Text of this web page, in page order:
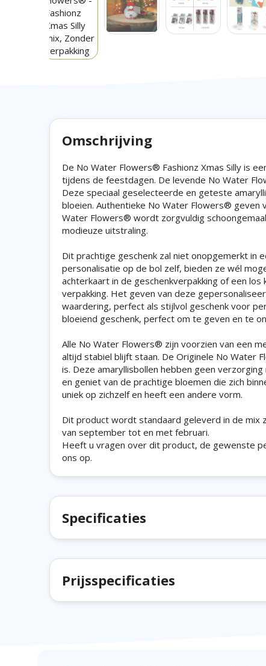
verpakkingen? Neem dan gerust contact met ons
Omschrijving
De No Water Flowers® Fashionz Xmas Silly is
tijdens de feestdagen. De levende No Water
Deze speciaal geselecteerde en geteste
bloeien. Authentieke No Water Flowers®
Water Flowers® wordt zorgvuldig
modieuze uitstraling.
Dit prachtige geschenk zal niet onopgemerkt in
personalisatie op de bol zelf, bieden ze wél
achterkaart in de geschenkverpakking of een
verpakking. Het geven van deze
waardering, perfect als stijlvol geschenk voor
bloeiend geschenk, perfect om te geven en te
Alle No Water Flowers® zijn voorzien van een
altijd stabiel blijft staan. De Originele No Water
is. Deze amaryllisbollen hebben geen
en geniet van de prachtige bloemen die zich
uniek op zichzelf en heeft een andere vorm.
Dit product wordt standaard geleverd in de mix
van september tot en met februari.
Heeft u vragen over dit product, de gewenste
ons op.
Specificaties
Prijsspecificaties